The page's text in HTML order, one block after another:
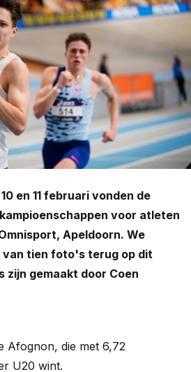
en 11 februari vonden de
voor atleten
Apeldoorn. We
van tien foto's terug op dit
zijn gemaakt door Coen
Afognon, die met 6,72
U20 wint.